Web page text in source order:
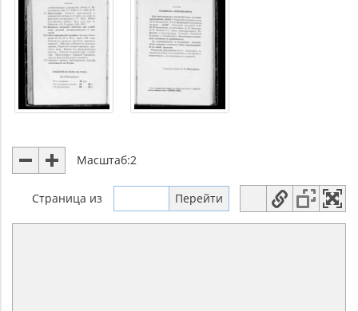
Масштаб:2
Страница из